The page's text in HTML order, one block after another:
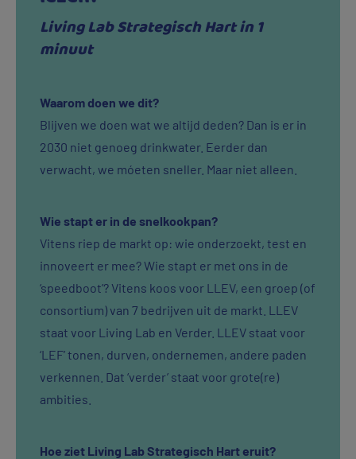
Living Lab Strategisch Hart in 1
minuut
Waarom doen we dit?
Blijven we doen wat we altijd deden? Dan is er in
2030 niet genoeg drinkwater. Eerder dan
verwacht, we móeten sneller. Maar niet alleen.
Wie stapt er in de snelkookpan?
Vitens riep de markt op: wie onderzoekt, test en
innoveert er mee? Wie stapt er met ons in de
‘speedboot’? Vitens koos voor LLEV, een groep (of
consortium) van 7 bedrijven uit de markt. LLEV
staat voor Living Lab en Verder. LLEV staat voor
‘LEF’ tonen, durven, ondernemen, andere paden
verkennen. Dat ‘verder’ staat voor grote(re)
ambities.
Hoe ziet Living Lab Strategisch Hart eruit?